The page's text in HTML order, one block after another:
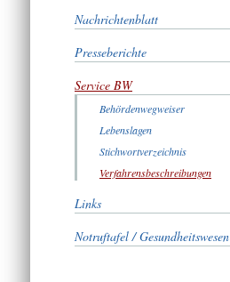
Nachrichtenblatt
Presseberichte
Service BW
Behördenwegweiser
Lebenslagen
Stichwortverzeichnis
Verfahrensbeschreibungen
Links
Notruftafel / Gesundheitswesen